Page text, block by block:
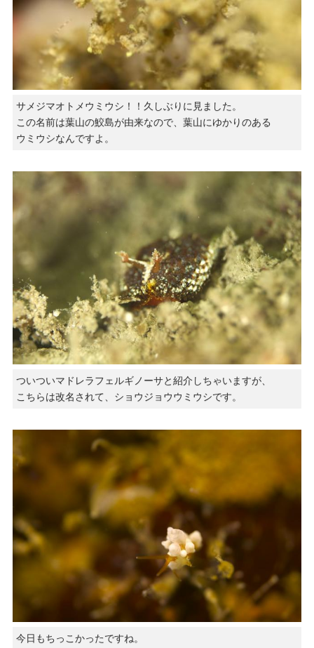
サメジマオトメウミウシ！！久しぶりに見ました。
この名前は葉山の鮫島が由来なので、葉山にゆかりのある
ウミウシなんですよ。
ついついマドレラフェルギノーサと紹介しちゃいますが、
こちらは改名されて、ショウジョウウミウシです。
今日もちっこかったですね。